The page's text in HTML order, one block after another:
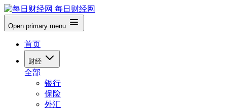
每日财经网
Open primary menu
首页
财经
全部
银行
保险
外汇